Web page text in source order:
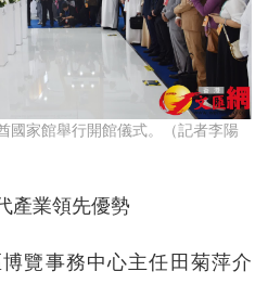
國家館舉行開館儀式。（記者李陽
產業領先優勢
覽事務中心主任田菊萍介